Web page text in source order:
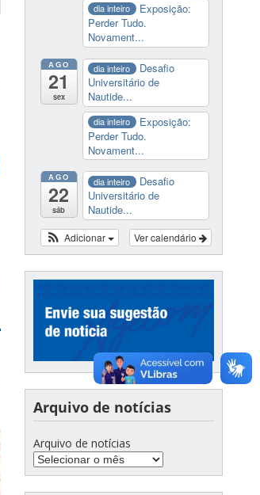
dia inteiro
Exposição:
Perder Tudo.
Novament...
AGO
21
sex
dia inteiro
Desafio
Universitário de
Nautide...
dia inteiro
Exposição:
Perder Tudo.
Novament...
AGO
22
sáb
dia inteiro
Desafio
Universitário de
Nautide...
Ver calendário
Adicionar
Arquivo de notícias
Arquivo de notícias